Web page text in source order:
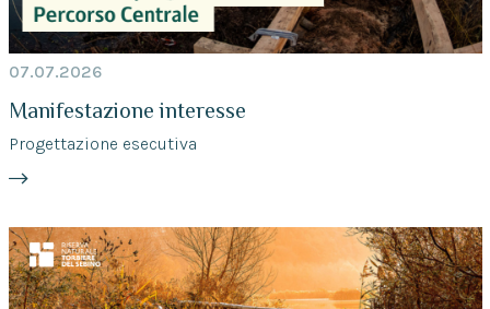
07.07.2026
Manifestazione interesse
Progettazione esecutiva